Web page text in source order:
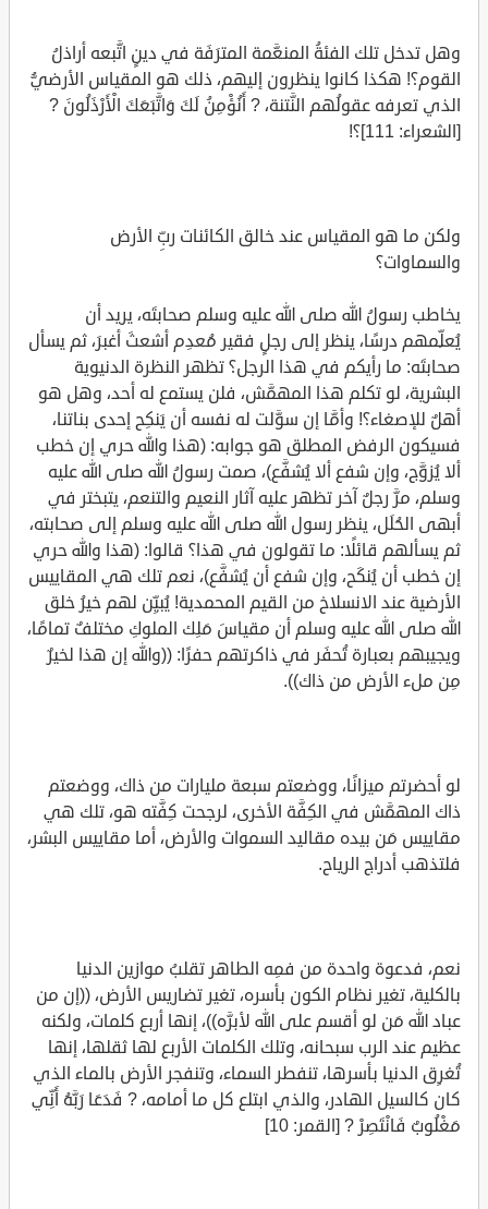
وهل تدخل تلك الفئةُ المنعَّمة المترَفَة في دينٍ اتَّبعه أراذلُ
القوم؟! هكذا كانوا ينظرون إليهم، ذلك هو المقياس الأرضيُّ
الذي تعرفه عقولُهم النَّتنة، ? أَنُؤْمِنُ لَكَ وَاتَّبَعَكَ الْأَرْذَلُونَ ?
[الشعراء: 111]؟!
ولكن ما هو المقياس عند خالق الكائنات ربِّ الأرض
والسماوات؟
يخاطب رسولُ الله صلى الله عليه وسلم صحابتَه، يريد أن
يُعلِّمهم درسًا، ينظر إلى رجلٍ فقير مُعدِم أشعثَ أغبرَ، ثم يسأل
صحابتَه: ما رأيكم في هذا الرجل؟ تظهر النظرة الدنيوية
البشرية، لو تكلم هذا المهمَّش، فلن يستمع له أحد، وهل هو
أهلٌ للإصغاء؟! وأمَّا إن سوَّلت له نفسه أن يَنكِح إحدى بناتنا،
فسيكون الرفض المطلق هو جوابه: (هذا والله حري إن خطب
ألا يُزوَّج، وإن شفع ألا يُشفَّع)، صمت رسولُ الله صلى الله عليه
وسلم، مرَّ رجلٌ آخر تظهر عليه آثار النعيم والتنعم، يتبختر في
أبهى الحُلَل، ينظر رسول الله صلى الله عليه وسلم إلى صحابته،
ثم يسألهم قائلًا: ما تقولون في هذا؟ قالوا: (هذا والله حري
إن خطب أن يُنكَح، وإن شفع أن يُشفَّع)، نعم تلك هي المقاييس
الأرضية عند الانسلاخ من القيم المحمدية! يُبيِّن لهم خيرُ خلق
الله صلى الله عليه وسلم أن مقياسَ مَلِك الملوكِ مختلفٌ تمامًا،
ويجيبهم بعبارة تُحفَر في ذاكرتهم حفرًا: ((والله إن هذا لخيرٌ
مِن ملء الأرض من ذاك)).
لو أحضرتم ميزانًا، ووضعتم سبعة مليارات من ذاك، ووضعتم
ذاك المهمَّش في الكِفَّة الأخرى، لرجحت كِفَّته هو، تلك هي
مقاييس مَن بيده مقاليد السموات والأرض، أما مقاييس البشر،
فلتذهب أدراج الرياح.
نعم، فدعوة واحدة من فمِه الطاهر تقلبُ موازين الدنيا
بالكلية، تغير نظام الكون بأسره، تغير تضاريس الأرض، ((إن من
عباد الله مَن لو أقسم على الله لأبرَّه))، إنها أربع كلمات، ولكنه
عظيم عند الرب سبحانه، وتلك الكلمات الأربع لها ثقلها، إنها
تُغرِق الدنيا بأسرها، تنفطر السماء، وتنفجر الأرض بالماء الذي
كان كالسيل الهادر، والذي ابتلع كل ما أمامه، ? فَدَعَا رَبَّهُ أَنِّي
مَغْلُوبٌ فَانْتَصِرْ ? [القمر: 10]